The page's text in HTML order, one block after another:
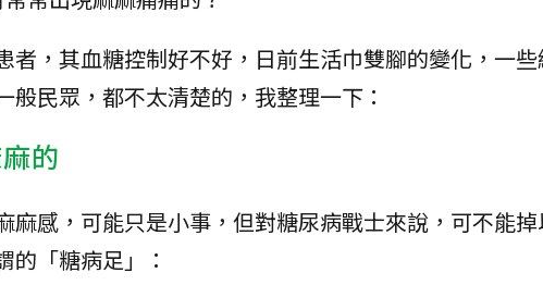
者，其血糖控制好不好，日前生活巾雙腳的變化，一
般民眾，都不太清楚的，我整理一下：
的
麻感，可能只是小事，但對糖尿病戰士來說，可不能
的「糖病足」：